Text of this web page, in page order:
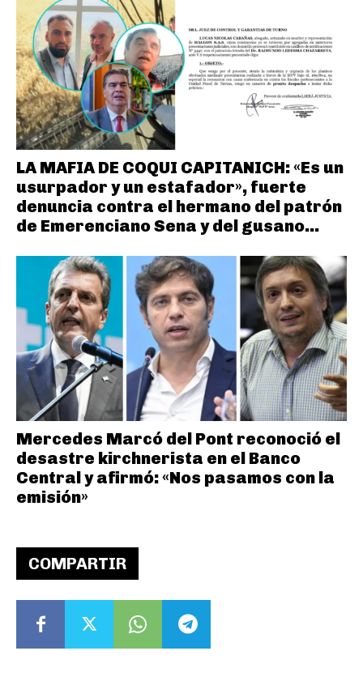
COMPARTIR
LA MAFIA DE COQUI CAPITANICH: «Es un
usurpador y un estafador», fuerte
denuncia contra el hermano del patrón
de Emerenciano Sena y del gusano...
Mercedes Marcó del Pont reconoció el
desastre kirchnerista en el Banco
Central y afirmó: «Nos pasamos con la
emisión»